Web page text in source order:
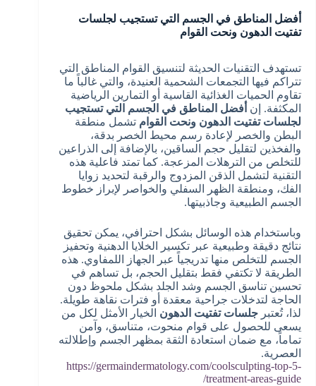
أفضل المناطق في الجسم التي تستجيب لجلسات
تفتيت الدهون ونحت القوام
تستهدف التقنيات الحديثة لتنسيق القوام المناطق التي
تتراكم فيها التجمعات الشحمية العنيدة، والتي غالباً ما
تقاوم الحميات الغذائية القاسية أو التمارين الرياضية
المكثفة. إن أفضل المناطق في الجسم التي تستجيب
لجلسات تفتيت الدهون ونحت القوام تشمل منطقة
البطن والخصر لإعادة رسم محيط الخصر بدقة،
والفخذين لتقليل حجم الساقين، بالإضافة إلى الذراعين
للتخلص من الترهلات المزعجة. كما تمتد فاعلية هذه
التقنية لتشمل الذقن المزدوج والرقبة لتحديد زوايا
الفك، ومنطقة الظهر السفلي والخواصر لإبراز خطوط
الجسم الطبيعية وجاذبيتها.
وباستخدام هذه الوسائل بشكل احترافي، يمكن تحقيق
نتائج دقيقة وطبيعية عبر تكسير الخلايا الدهنية وتحفيز
الجسم للتخلص منها تدريجياً عبر الجهاز اللمفاوي. هذه
الطريقة لا تكتفي فقط بتقليل الحجم، بل تساهم في
تحسين تناسق الجسم وشد الجلد بشكل ملحوظ دون
الحاجة لتدخلات جراحية معقدة أو فترات نقاهة طويلة.
لذا، تُعتبر جلسات تفتيت الدهون الخيار الأمثل لكل من
يسعى للحصول على قوام منحوت، متناسق، وآمن
تماماً، مع ضمان استعادة الثقة بمظهر الجسم وإطلالته
العصرية.
https://germaindermatology.com/coolsculpting-top-5-
treatment-areas-guide/